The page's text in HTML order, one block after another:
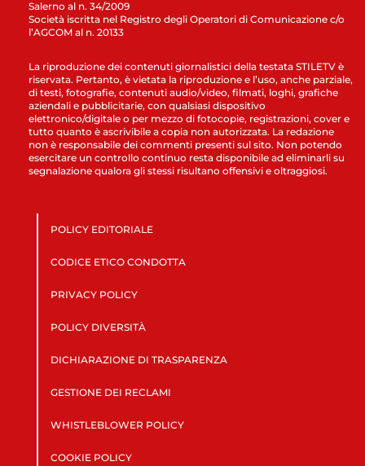
Salerno al n. 34/2009
Società iscritta nel Registro degli Operatori di Comunicazione c/o
l’AGCOM al n. 20133
La riproduzione dei contenuti giornalistici della testata STILETV è
riservata. Pertanto, è vietata la riproduzione e l’uso, anche parziale,
di testi, fotografie, contenuti audio/video, filmati, loghi, grafiche
aziendali e pubblicitarie, con qualsiasi dispositivo
elettronico/digitale o per mezzo di fotocopie, registrazioni, cover e
tutto quanto è ascrivibile a copia non autorizzata. La redazione
non è responsabile dei commenti presenti sul sito. Non potendo
esercitare un controllo continuo resta disponibile ad eliminarli su
segnalazione qualora gli stessi risultano offensivi e oltraggiosi.
POLICY EDITORIALE
CODICE ETICO CONDOTTA
PRIVACY POLICY
POLICY DIVERSITÀ
DICHIARAZIONE DI TRASPARENZA
GESTIONE DEI RECLAMI
WHISTLEBLOWER POLICY
COOKIE POLICY